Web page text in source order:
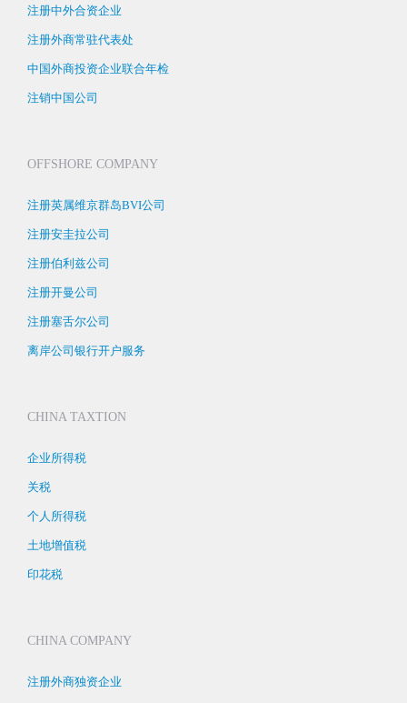
注册中外合资企业
注册外商常驻代表处
中国外商投资企业联合年检
注销中国公司
OFFSHORE COMPANY
注册英属维京群岛BVI公司
注册安圭拉公司
注册伯利兹公司
注册开曼公司
注册塞舌尔公司
离岸公司银行开户服务
CHINA TAXTION
企业所得税
关税
个人所得税
土地增值税
印花税
CHINA COMPANY
注册外商独资企业